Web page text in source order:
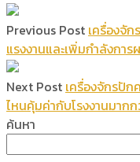
Previous Post เครื่องจั
แรงงานและเพิ่มกำลังการ
Next Post เครื่องจักรปัก
ไหนคุ้มค่ากับโรงงานมากก
ค้นหา